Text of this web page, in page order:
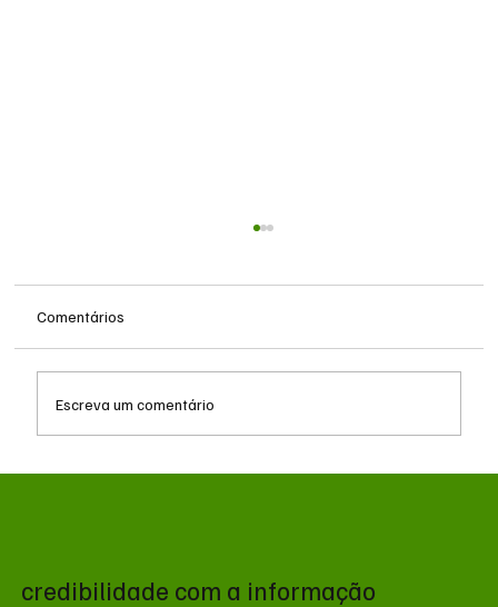
Comentários
Escreva um comentário
credibilidade com a informação